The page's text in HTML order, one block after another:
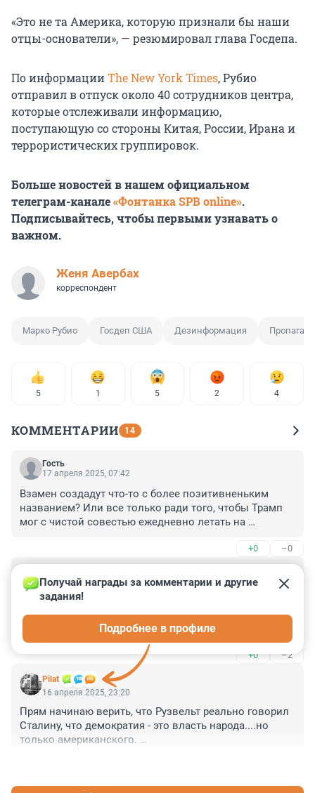
«Это не та Америка, которую признали бы наши
отцы-основатели», — резюмировал глава Госдепа.
По информацииThe New York Times, Рубио
отправил в отпуск около40 сотрудниковцентра,
которые отслеживали информацию,
поступающую со стороны Китая, России, Ирана и
террористических группировок.
Больше новостей в нашем официальном
телеграм-канале«Фонтанка SPB online».
Подписывайтесь, чтобы первыми узнавать о
важном.
Женя Авербах
корреспондент
Марко Рубио Госдеп США Дезинформация
5 1 5 2 4
КОММЕНТАРИИ 14
Гость
17 апреля 2025, 07:42
Взамен создадут что-то с более позитивненьким
названием? Или все только ради того, чтобы Трамп
мог с чистой совестью ежедневно летать на
+0 –0
17 апреля 2025, 00:15
Отцам-основателям было бы стыдно, что какой-то
мексиканец, за которого никто не голосовал, создает
условия для распространения в США пропаганды,
подрывающей демократию.
+0 –2
Pilat
Получай награды за комментарии и другие
задания!
Подробнее в профиле
16 апреля 2025, 23:20
Прям начинаю верить, что Рузвельт реально говорил
Сталину, что демократия - это власть народа....но
только американского.